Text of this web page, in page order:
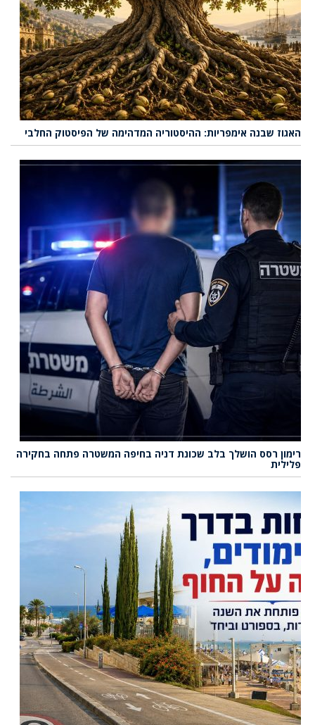
האגוז שבנה אימפריות: ההיסטוריה המדהימה של הפיסטוק החלבי
רימון רסס הושלך בלב שכונת דניה בחיפה המשטרה פתחה בחקירה
פלילית